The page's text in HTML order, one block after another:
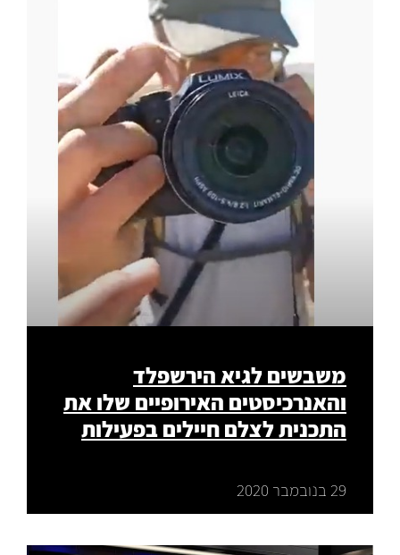
משבשים לגיא הירשפלד
והאנרכיסטים האירופיים שלו את
התכנית לצלם חיילים בפעילות
29 בנובמבר 2020